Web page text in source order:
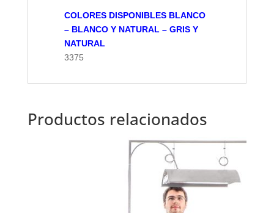
COLORES DISPONIBLES BLANCO
– BLANCO Y NATURAL – GRIS Y
NATURAL
3375
Productos relacionados